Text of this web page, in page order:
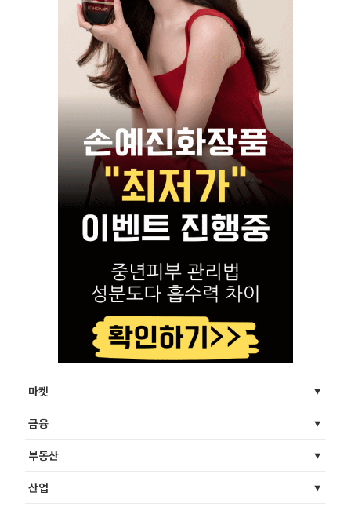
마켓
금융
부동산
산업